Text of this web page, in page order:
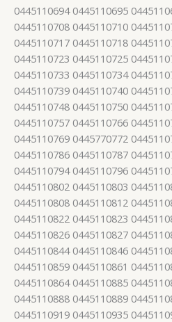
0445110694 0445110695
0445110708 0445110710
0445110717 0445110718
0445110723 0445110725
0445110733 0445110734
0445110739 0445110740
0445110748 0445110750
0445110757 0445110766
0445110769 0445770772
0445110786 0445110787
0445110794 0445110796
0445110802 0445110803
0445110808 0445110812
0445110822 0445110823
0445110826 0445110827
0445110844 0445110846
0445110859 0445110861
0445110864 0445110885
0445110888 0445110889
0445110919 0445110935